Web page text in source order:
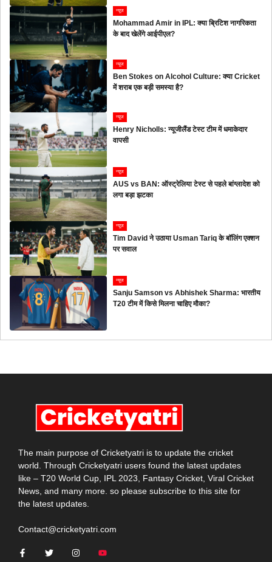
न्यूज
Mohammad Amir in IPL: क्या ब्रिटिश नागरिकता
के बाद खेलेंगे आईपीएल?
न्यूज
Ben Stokes on Alcohol Culture: क्या Cricket
में शराब एक बड़ी समस्या है?
न्यूज
Henry Nicholls: न्यूजीलैंड टेस्ट टीम में धमाकेदार
वापसी
न्यूज
AUS vs BAN: ऑस्ट्रेलिया टेस्ट से पहले बांग्लादेश को
लगा बड़ा झटका
न्यूज
Tim David ने उठाया Usman Tariq के बॉलिंग एक्शन
पर सवाल
न्यूज
Sanju Samson vs Abhishek Sharma: भारतीय
T20 टीम में किसे मिलना चाहिए मौका?
The main purpose of Cricketyatri is to update the cricket
world. Through Cricketyatri users found the latest updates
like – T20 World Cup, IPL 2023, Fantasy Cricket, Viral Cricket
News, and many more. so please subscribe to this site for
the latest updates.
Contact@cricketyatri.com